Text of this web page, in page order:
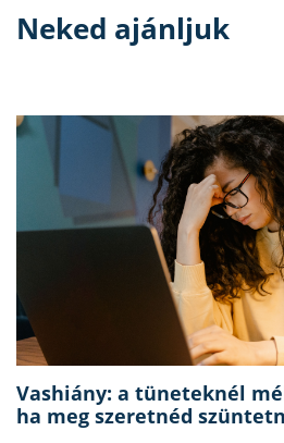
Neked ajánljuk
Vashiány: a tüneteknél
ha meg szeretnéd